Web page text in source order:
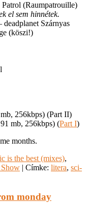
Patrol (Raumpatrouille)
el sem hinnétek.
deadplanet Szárnyas
(köszi!)
256kbps) (Part II)
mb, 256kbps) (Part I)
months.
is the best (mixes),
Címke: litera, sci-
monday